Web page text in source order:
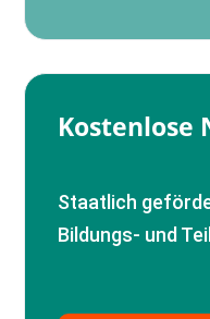
Kostenlose
Staatlich
Bildungs- und